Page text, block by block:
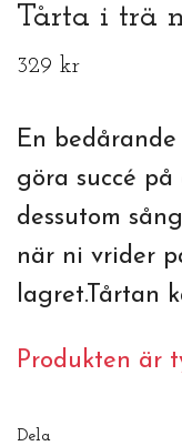
Tårta i trä
329 kr
En
göra succé
dessutom
när ni vrider
lagret.Tårtan
Produkten är
Dela